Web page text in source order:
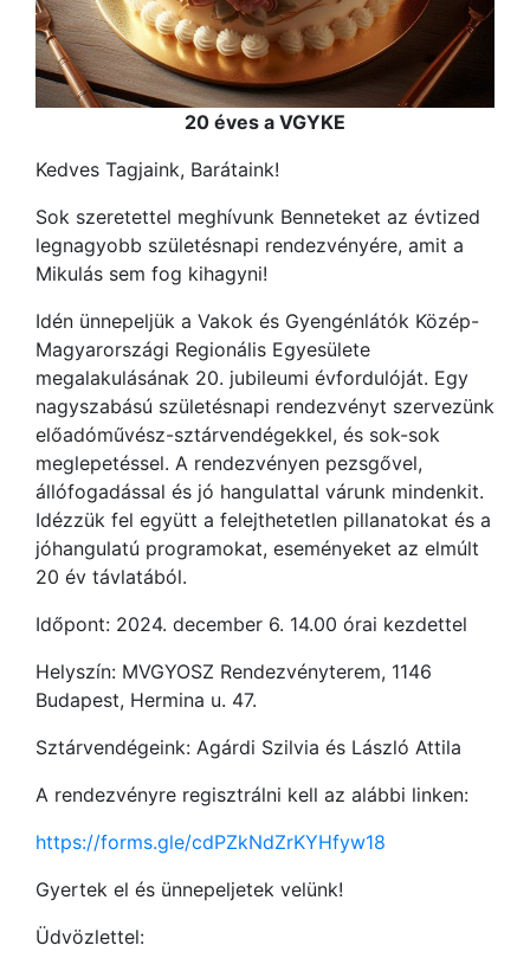
20 éves a VGYKE
Kedves Tagjaink, Barátaink!
Sok szeretettel meghívunk Benneteket az évtized
legnagyobb születésnapi rendezvényére, amit a
Mikulás sem fog kihagyni!
Idén ünnepeljük a Vakok és Gyengénlátók Közép-
Magyarországi Regionális Egyesülete
megalakulásának 20. jubileumi évfordulóját. Egy
nagyszabású születésnapi rendezvényt szervezünk
előadóművész-sztárvendégekkel, és sok-sok
meglepetéssel. A rendezvényen pezsgővel,
állófogadással és jó hangulattal várunk mindenkit.
Idézzük fel együtt a felejthetetlen pillanatokat és a
jóhangulatú programokat, eseményeket az elmúlt
20 év távlatából.
Időpont: 2024. december 6. 14.00 órai kezdettel
Helyszín: MVGYOSZ Rendezvényterem, 1146
Budapest, Hermina u. 47.
Sztárvendégeink: Agárdi Szilvia és László Attila
A rendezvényre regisztrálni kell az alábbi linken:
https://forms.gle/cdPZkNdZrKYHfyw18
Gyertek el és ünnepeljetek velünk!
Üdvözlettel: